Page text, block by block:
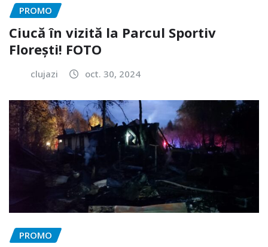
PROMO
Ciucă în vizită la Parcul Sportiv
Florești! FOTO
clujazi oct. 30, 2024
PROMO